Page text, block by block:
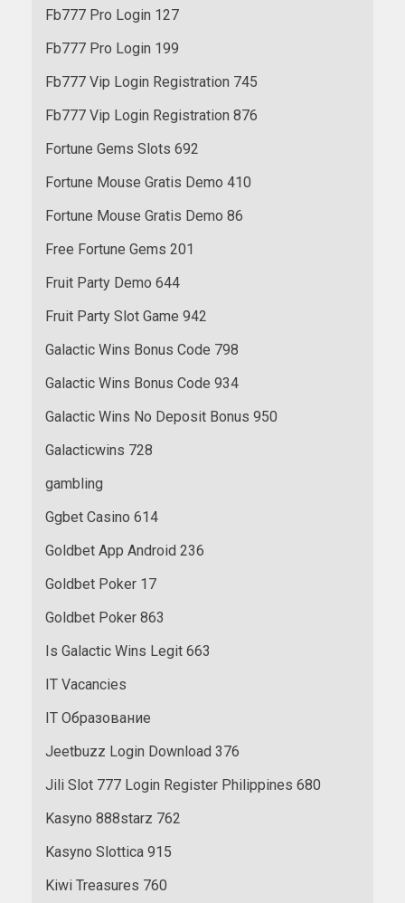
Fb777 Pro Login 127
Fb777 Pro Login 199
Fb777 Vip Login Registration 745
Fb777 Vip Login Registration 876
Fortune Gems Slots 692
Fortune Mouse Gratis Demo 410
Fortune Mouse Gratis Demo 86
Free Fortune Gems 201
Fruit Party Demo 644
Fruit Party Slot Game 942
Galactic Wins Bonus Code 798
Galactic Wins Bonus Code 934
Galactic Wins No Deposit Bonus 950
Galacticwins 728
gambling
Ggbet Casino 614
Goldbet App Android 236
Goldbet Poker 17
Goldbet Poker 863
Is Galactic Wins Legit 663
IT Vacancies
IT Образование
Jeetbuzz Login Download 376
Jili Slot 777 Login Register Philippines 680
Kasyno 888starz 762
Kasyno Slottica 915
Kiwi Treasures 760